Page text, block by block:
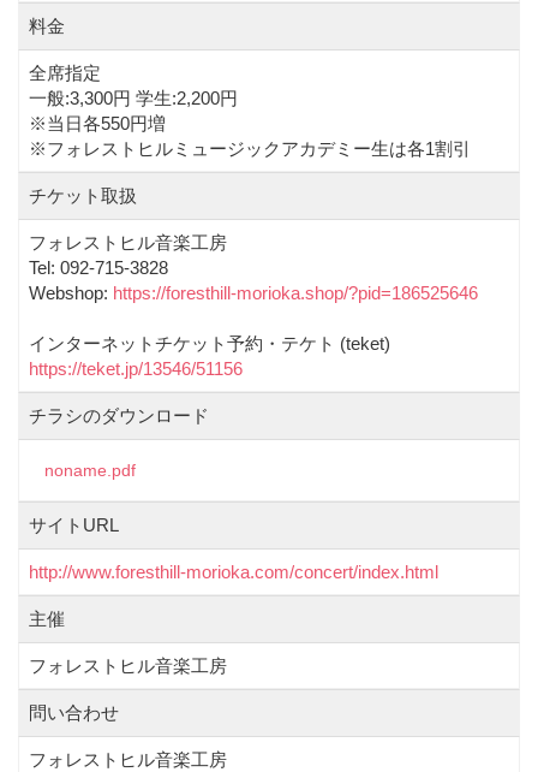
料金
全席指定
一般:3,300円 学生:2,200円
※当日各550円増
※フォレストヒルミュージックアカデミー生は各1割引
チケット取扱
フォレストヒル音楽工房
Tel: 092-715-3828
Webshop: https://foresthill-morioka.shop/?pid=186525646
インターネットチケット予約・テケト (teket)
https://teket.jp/13546/51156
チラシのダウンロード
noname.pdf
サイトURL
http://www.foresthill-morioka.com/concert/index.html
主催
フォレストヒル音楽工房
問い合わせ
フォレストヒル音楽工房